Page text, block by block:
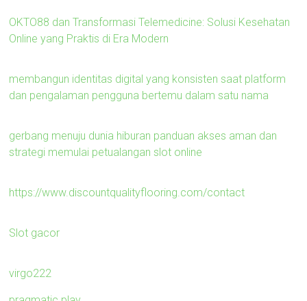
OKTO88 dan Transformasi Telemedicine: Solusi Kesehatan
Online yang Praktis di Era Modern
membangun identitas digital yang konsisten saat platform
dan pengalaman pengguna bertemu dalam satu nama
gerbang menuju dunia hiburan panduan akses aman dan
strategi memulai petualangan slot online
https://www.discountqualityflooring.com/contact
Slot gacor
virgo222